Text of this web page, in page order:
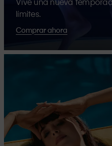
límites.
Comprar ahora